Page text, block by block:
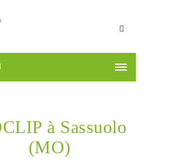
à Sassuolo
(MO)